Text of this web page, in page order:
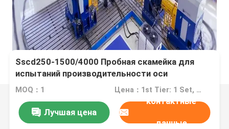
Sscd250-1500/4000 Пробная скамейка для
испытаний производительности оси
MOQ：1 Цена：1st Tier: 1 Set, Unit Price USD 3.00 2nd Tier: 2-5 Sets, Unit Price USD 2.00 3rd Tier: Over 5 Sets, Unit Price USD 1.00
Лучшая цена
контактные
данные